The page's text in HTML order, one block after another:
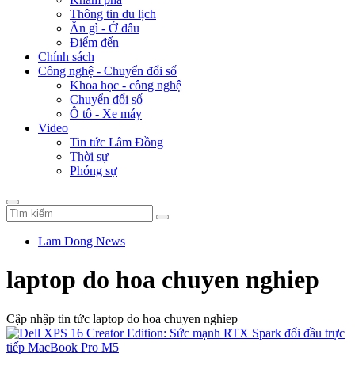
Thông tin du lịch
Ăn gì - Ở đâu
Điểm đến
Chính sách
Công nghệ - Chuyển đổi số
Khoa học - công nghệ
Chuyển đổi số
Ô tô - Xe máy
Video
Tin tức Lâm Đồng
Thời sự
Phóng sự
Lam Dong News
laptop do hoa chuyen nghiep
Cập nhập tin tức laptop do hoa chuyen nghiep